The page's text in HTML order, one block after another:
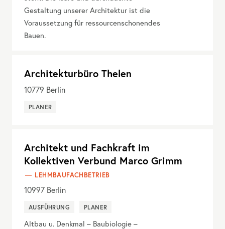
Gestaltung unserer Architektur ist die
Voraussetzung für ressourcenschonendes
Bauen.
Architekturbüro Thelen
10779 Berlin
PLANER
Architekt und Fachkraft im
Kollektiven Verbund Marco Grimm
LEHMBAUFACHBETRIEB
10997 Berlin
AUSFÜHRUNG PLANER
Altbau u. Denkmal – Baubiologie –